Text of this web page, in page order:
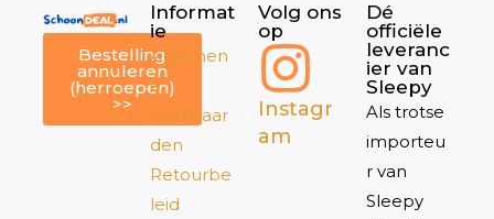
Bestelling
annuleren
(herroepen)
>>
Informat
ie
Algemen
e
voorwaar
den
Retourbe
leid
Volg ons
op
Instagr
am
Dé
officiële
leveranc
ier van
Sleepy
Als trotse
importeu
r van
Sleepy